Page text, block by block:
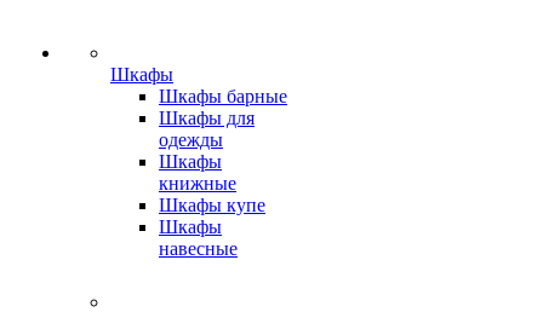
Шкафы
Шкафы барные
Шкафы для
одежды
Шкафы
книжные
Шкафы купе
Шкафы
навесные